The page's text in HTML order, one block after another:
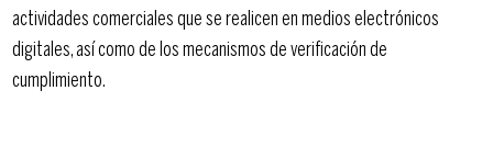
actividades comerciales que se realicen en medios electrónicos
digitales, así como de los mecanismos de verificación de
cumplimiento.